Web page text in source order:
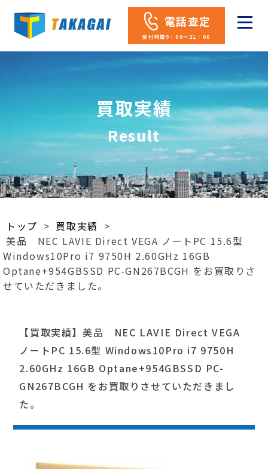
電話査定
受付時間9：00～21：00
買取実績
Result
トップ > 買取実績 >
美品 NEC LAVIE Direct VEGA ノートPC 15.6型
Windows10Pro i7 9750H 2.60GHz 16GB
Optane+954GBSSD PC-GN267BCGH をお買取りさ
せていただきました。
【買取実績】美品 NEC LAVIE Direct VEGA
ノートPC 15.6型 Windows10Pro i7 9750H
2.60GHz 16GB Optane+954GBSSD PC-
GN267BCGH をお買取りさせていただきまし
た。